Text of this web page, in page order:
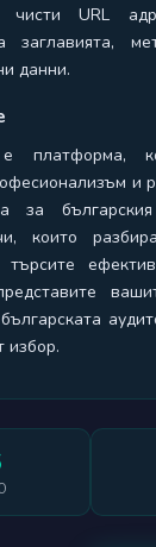
URL
заглавията,
данни.
е платформа,
и
за
които
търсите
избор.